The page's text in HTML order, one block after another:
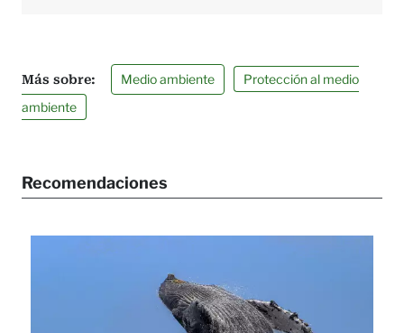
Medio ambiente
Protección al medio
ambiente
Recomendaciones